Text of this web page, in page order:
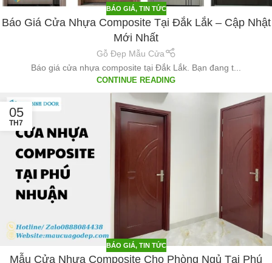
BÁO GIÁ, TIN TỨC
Báo Giá Cửa Nhựa Composite Tại Đắk Lắk – Cập Nhật
Mới Nhất
Gỗ Đẹp Mẫu Cửa
Báo giá cửa nhựa composite tại Đắk Lắk. Bạn đang t...
CONTINUE READING
05
TH7
BÁO GIÁ, TIN TỨC
Mẫu Cửa Nhựa Composite Cho Phòng Ngủ Tại Phú